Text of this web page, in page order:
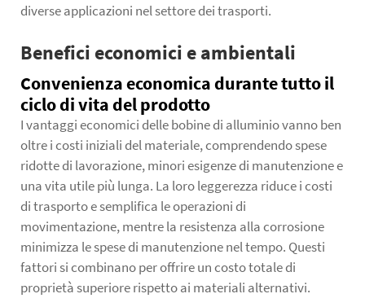
diverse applicazioni nel settore dei trasporti.
Benefici economici e ambientali
Convenienza economica durante tutto il
ciclo di vita del prodotto
I vantaggi economici delle bobine di alluminio vanno ben
oltre i costi iniziali del materiale, comprendendo spese
ridotte di lavorazione, minori esigenze di manutenzione e
una vita utile più lunga. La loro leggerezza riduce i costi
di trasporto e semplifica le operazioni di
movimentazione, mentre la resistenza alla corrosione
minimizza le spese di manutenzione nel tempo. Questi
fattori si combinano per offrire un costo totale di
proprietà superiore rispetto ai materiali alternativi.